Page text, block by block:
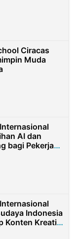
Ciracas
Muda
AI dan
bagi Pekerja
Taiwan
Indonesia
Konten Kreatif